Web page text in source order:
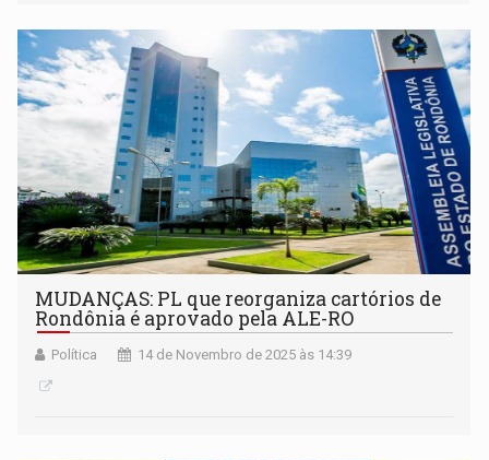
MUDANÇAS: PL que reorganiza cartórios de
Rondônia é aprovado pela ALE-RO
Política 14 de Novembro de 2025 às 14:39